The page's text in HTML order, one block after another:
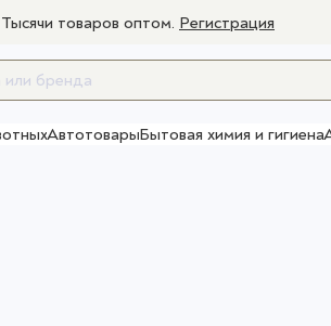
Тысячи товаров оптом. Регистрация
АвтотоварыБытовая химия и гигиена